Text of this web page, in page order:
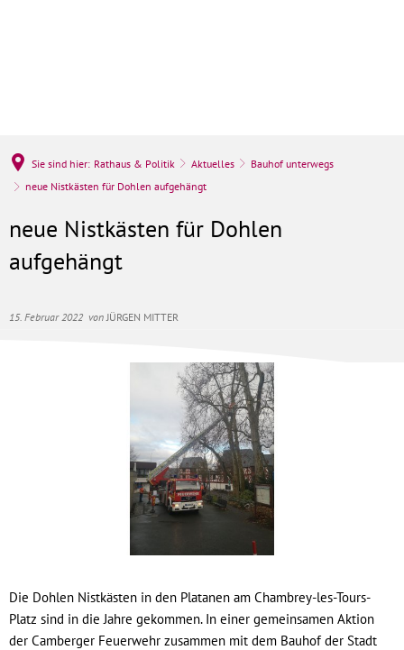
Sie sind hier: Rathaus & Politik Aktuelles
Bauhof unterwegs
neue Nistkästen für Dohlen aufgehängt
neue Nistkästen für Dohlen
aufgehängt
15. Februar 2022 vonJÜRGEN MITTER
Die Dohlen Nistkästen in den Platanen am Chambrey-les-Tours-
Platz sind in die Jahre gekommen. In einer gemeinsamen Aktion
der Camberger Feuerwehr zusammen mit dem Bauhof der Stadt